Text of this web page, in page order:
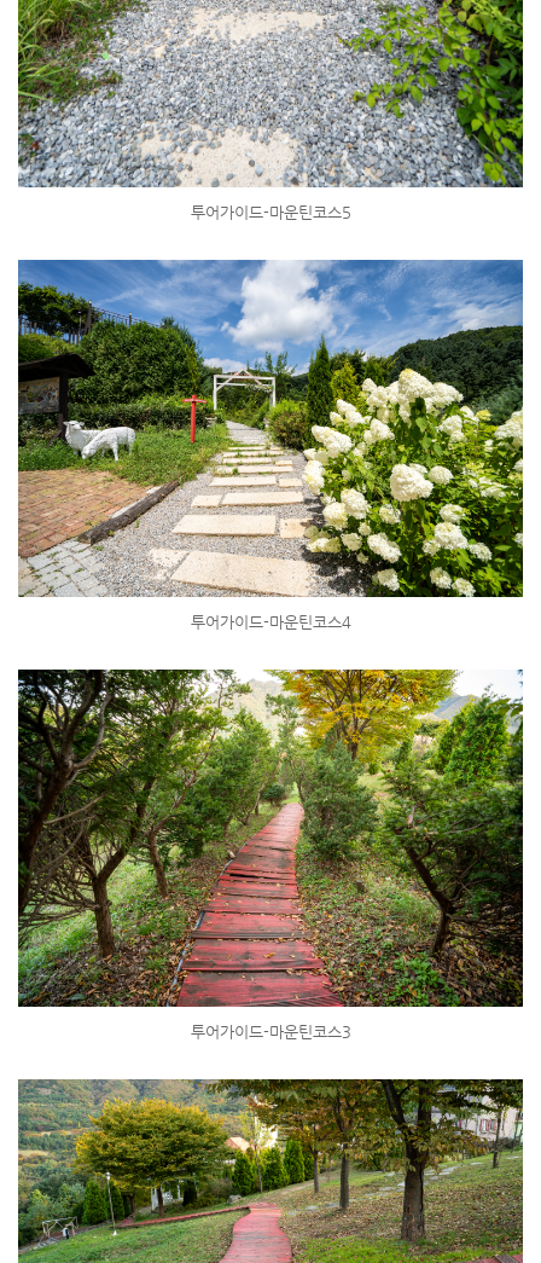
투어가이드-마운틴코스5
투어가이드-마운틴코스4
투어가이드-마운틴코스3